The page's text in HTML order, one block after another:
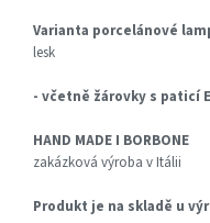
Varianta porcelánové
lesk
- včetně žárovky s paticí
HAND MADE I BORBONE
zakázková výroba v Itálii
Produkt je na skladě u